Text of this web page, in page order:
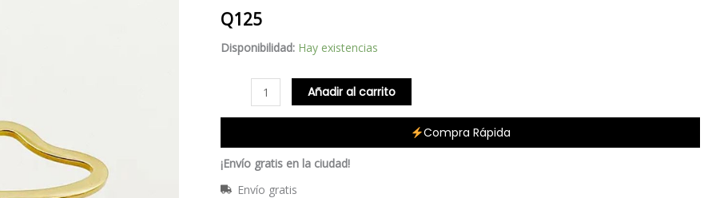
Q125
Disponibilidad: Hay existencias
cantidad
Añadir al carrito
Compra Rápida
¡Envío gratis en la ciudad!
Envío gratis